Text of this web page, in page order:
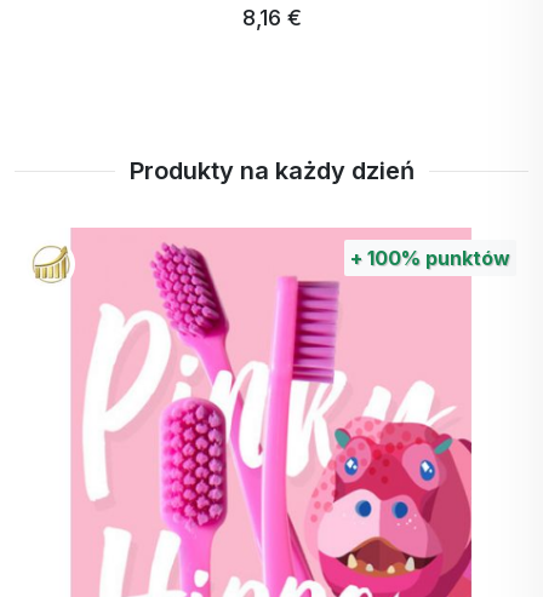
8,16 €
Produkty na każdy dzień
+ 100% punktów